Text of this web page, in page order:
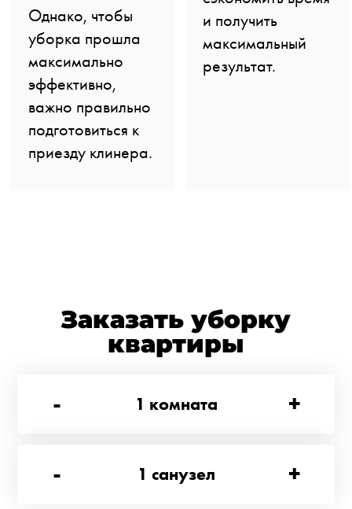
Однако, чтобы
уборка прошла
максимально
эффективно,
важно правильно
подготовиться к
приезду клинера.
и получить
максимальный
результат.
Заказать уборку
квартиры
-
1 комната +
- 1 санузел +